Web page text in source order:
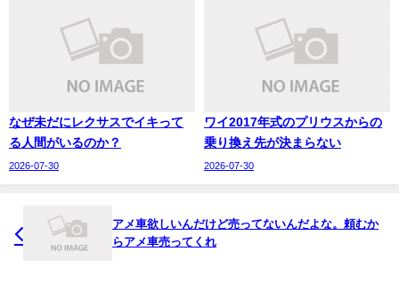
なぜ未だにレクサスでイキって
る人間がいるのか？
2026-07-30
ワイ2017年式のプリウスからの
乗り換え先が決まらない
2026-07-30
アメ車欲しいんだけど売ってないんだよな。頼むか
らアメ車売ってくれ